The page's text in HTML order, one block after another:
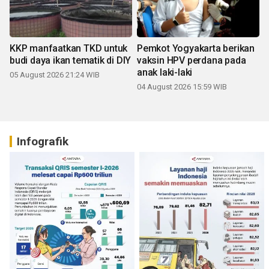
KKP manfaatkan TKD untuk
budi daya ikan tematik di DIY
05 August 2026 21:24 WIB
Pemkot Yogyakarta berikan
vaksin HPV perdana pada
anak laki-laki
04 August 2026 15:59 WIB
Infografik